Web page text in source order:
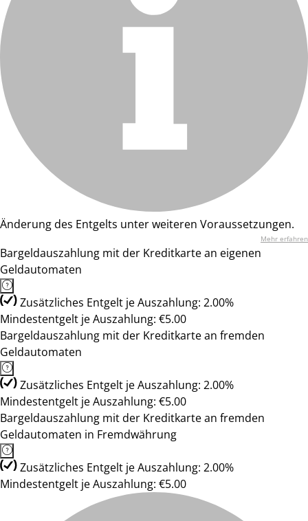
Änderung des Entgelts unter weiteren Voraussetzungen.
Mehr erfahren
Bargeldauszahlung mit der Kreditkarte an eigenen
Geldautomaten
Zusätzliches Entgelt je Auszahlung: 2.00%
Mindestentgelt je Auszahlung: €5.00
Bargeldauszahlung mit der Kreditkarte an fremden
Geldautomaten
Zusätzliches Entgelt je Auszahlung: 2.00%
Mindestentgelt je Auszahlung: €5.00
Bargeldauszahlung mit der Kreditkarte an fremden
Geldautomaten in Fremdwährung
Zusätzliches Entgelt je Auszahlung: 2.00%
Mindestentgelt je Auszahlung: €5.00